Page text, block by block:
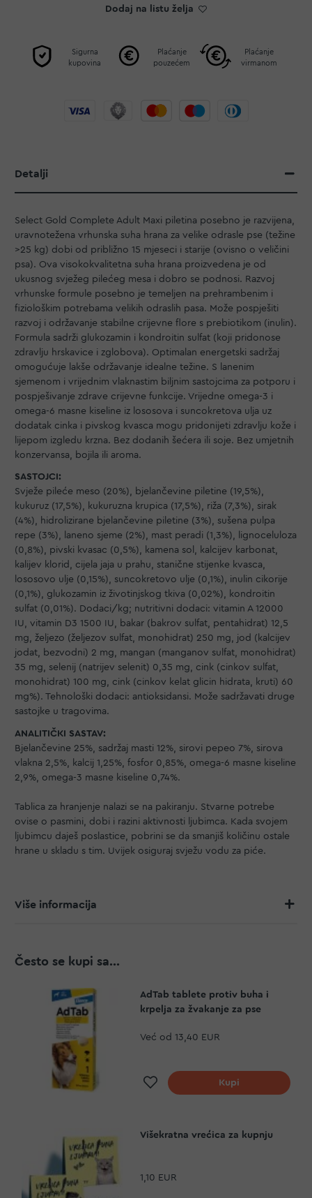
Dodaj na listu želja
Sigurna
kupovina
Plaćanje
pouzećem
Plaćanje
virmanom
Detalji
Select Gold Complete Adult Maxi piletina posebno je razvijena,
uravnotežena vrhunska suha hrana za velike odrasle pse (težine
>25 kg) dobi od približno 15 mjeseci i starije (ovisno o veličini
psa). Ova visokokvalitetna suha hrana proizvedena je od
ukusnog svježeg pilećeg mesa i dobro se podnosi. Razvoj
vrhunske formule posebno je temeljen na prehrambenim i
fiziološkim potrebama velikih odraslih pasa. Može pospješiti
razvoj i održavanje stabilne crijevne flore s prebiotikom (inulin).
Formula sadrži glukozamin i kondroitin sulfat (koji pridonose
zdravlju hrskavice i zglobova). Optimalan energetski sadržaj
omogućuje lakše održavanje idealne težine. S lanenim
sjemenom i vrijednim vlaknastim biljnim sastojcima za potporu i
pospješivanje zdrave crijevne funkcije. Vrijedne omega-3 i
omega-6 masne kiseline iz lososova i suncokretova ulja uz
dodatak cinka i pivskog kvasca mogu pridonijeti zdravlju kože i
lijepom izgledu krzna. Bez dodanih šećera ili soje. Bez umjetnih
konzervansa, bojila ili aroma.
SASTOJCI:
Svježe pileće meso (20%), bjelančevine piletine (19,5%),
kukuruz (17,5%), kukuruzna krupica (17,5%), riža (7,3%), sirak
(4%), hidrolizirane bjelančevine piletine (3%), sušena pulpa
repe (3%), laneno sjeme (2%), mast peradi (1,3%), lignoceluloza
(0,8%), pivski kvasac (0,5%), kamena sol, kalcijev karbonat,
kalijev klorid, cijela jaja u prahu, stanične stijenke kvasca,
lososovo ulje (0,15%), suncokretovo ulje (0,1%), inulin cikorije
(0,1%), glukozamin iz životinjskog tkiva (0,02%), kondroitin
sulfat (0,01%). Dodaci/kg; nutritivni dodaci: vitamin A 12000
IU, vitamin D3 1500 IU, bakar (bakrov sulfat, pentahidrat) 12,5
mg, željezo (željezov sulfat, monohidrat) 250 mg, jod (kalcijev
jodat, bezvodni) 2 mg, mangan (manganov sulfat, monohidrat)
35 mg, selenij (natrijev selenit) 0,35 mg, cink (cinkov sulfat,
monohidrat) 100 mg, cink (cinkov kelat glicin hidrata, kruti) 60
mg%). Tehnološki dodaci: antioksidansi. Može sadržavati druge
sastojke u tragovima.
ANALITIČKI SASTAV:
Bjelančevine 25%, sadržaj masti 12%, sirovi pepeo 7%, sirova
vlakna 2,5%, kalcij 1,25%, fosfor 0,85%, omega-6 masne kiseline
2,9%, omega-3 masne kiseline 0,74%.
Tablica za hranjenje nalazi se na pakiranju. Stvarne potrebe
ovise o pasmini, dobi i razini aktivnosti ljubimca. Kada svojem
ljubimcu daješ poslastice, pobrini se da smanjiš količinu ostale
hrane u skladu s tim. Uvijek osiguraj svježu vodu za piće.
Više informacija
Često se kupi sa...
AdTab tablete protiv buha i
krpelja za žvakanje za pse
Već od 13,40 EUR
Dodaj na listu želja
Kupi
Višekratna vrećica za kupnju
1,10 EUR